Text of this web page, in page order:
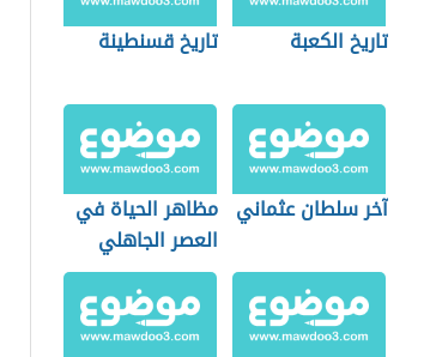
تاريخ الكعبة تاريخ قسنطينة
آخر سلطان عثماني مظاهر الحياة في
العصر الجاهلي